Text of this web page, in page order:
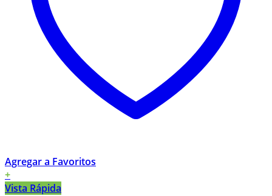
Agregar a Favoritos
+
Vista Rápida